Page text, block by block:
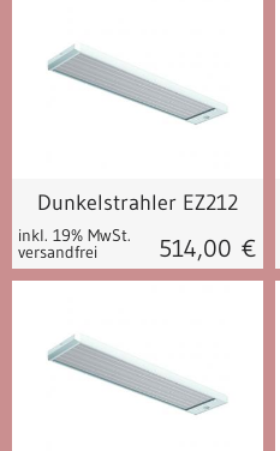
Dunkelstrahler EZ212
inkl. 19% MwSt.
versandfrei 514,00 €